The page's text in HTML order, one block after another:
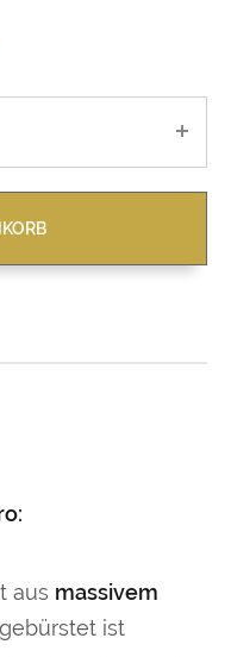
aus massivem
ist